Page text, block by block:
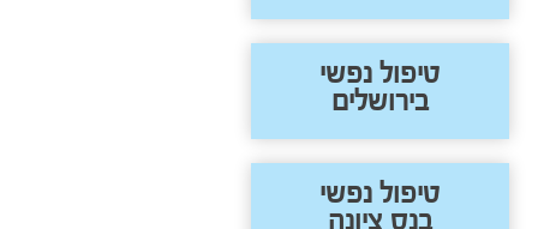
טיפול נפשי
בירושלים
טיפול נפשי
בנס ציונה